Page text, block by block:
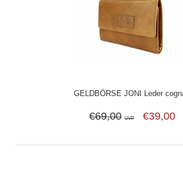
GELDBÖRSE JONI Leder
€69,00 UVP €39,00